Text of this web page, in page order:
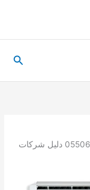
شراء مكيفات مستعملة بالمدينة المنورة 0550694043 دليل شركات